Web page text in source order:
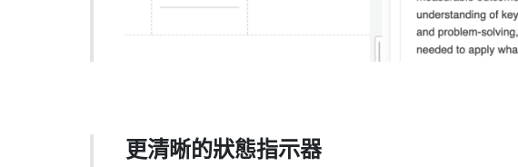
更清晰的狀態指示器